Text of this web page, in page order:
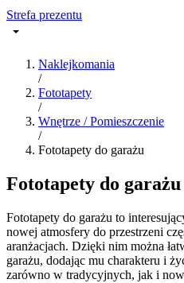
Strefa prezentu
Naklejkomania
/
Fototapety
/
Wnętrze / Pomieszczenie
/
Fototapety do garażu
Fototapety do
Fototapety do garażu to
nowej atmosfery do przestrzeni
aranżacjach. Dzięki nim można
garażu, dodając mu charakteru i
zarówno w tradycyjnych, jak i